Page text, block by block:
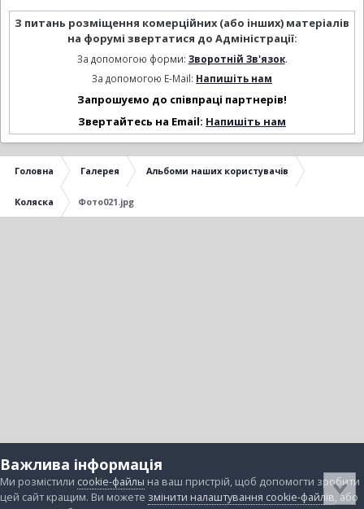
З питань розміщення комерційних (або інших) матеріалів
на форумі звертатися до Адміністрації:
За допомогою форми: Зворотній Зв'язок.
За допомогою E-Mail: Напишіть нам
Запрошуємо до співпраці партнерів!
Звертайтесь на Email: Напишіть нам
Головна Галерея Альбоми наших користувачів
Коляска Фото021.jpg
Важлива інформація
Ми розмістили cookie-файлы на ваш пристрій, щоб допомогти зробити
цей сайт кращим. Ви можете змінити налаштування cookie-файлів, або